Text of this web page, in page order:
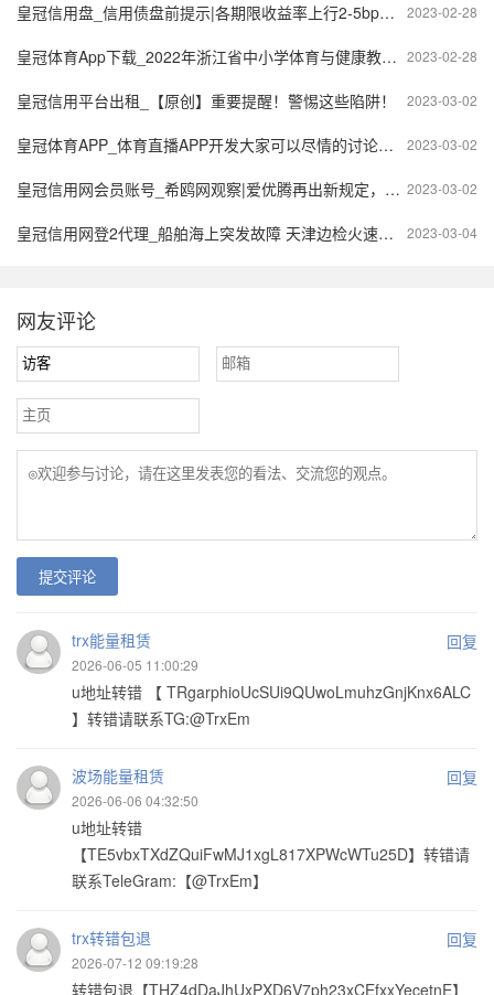
2023-02-28
皇冠信用盘_信用债盘前提示|各期限收益率上行2-5bp，信用债持续走弱
2023-02-28
皇冠体育App下载_2022年浙江省中小学体育与健康教学活动评审教案视频
2023-03-02
皇冠信用平台出租_【原创】重要提醒！警惕这些陷阱！
2023-03-02
皇冠体育APP_体育直播APP开发大家可以尽情的讨论各类体育赛事
2023-03-02
皇冠信用网会员账号_希鸥网观察|爱优腾再出新规定，视频会员账号共享成过去式
2023-03-04
皇冠信用网登2代理_船舶海上突发故障 天津边检火速驰援保障船员生命安全
网友评论
提交评论
trx能量租赁 回复
2026-06-05 11:00:29
u地址转错 【 TRgarphioUcSUi9QUwoLmuhzGnjKnx6ALC
】转错请联系TG:@TrxEm
波场能量租赁 回复
2026-06-06 04:32:50
u地址转错
【TE5vbxTXdZQuiFwMJ1xgL817XPWcWTu25D】转错请
联系TeleGram:【@TrxEm】
trx转错包退 回复
2026-07-12 09:19:28
转错包退【THZ4dDaJhUxPXD6V7ph23xCEfxxYecetnE】